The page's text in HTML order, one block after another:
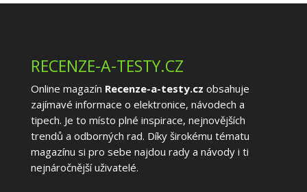
RECENZE-A-TESTY.CZ
Online magazín Recenze-a-testy.cz obsahuje
zajímavé informace o elektronice, návodech a
tipech. Je to místo plné inspirace, nejnovějších
trendů a odborných rad. Díky širokému tématu
magazínu si pro sebe najdou rady a návody i ti
nejnáročnější uživatelé.